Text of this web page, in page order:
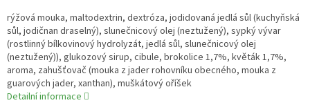
rýžová mouka, maltodextrin, dextróza, jodidovaná jedlá sůl (kuchyňská
sůl, jodičnan draselný), slunečnicový olej (neztužený), sypký vývar
(rostlinný bílkovinový hydrolyzát, jedlá sůl, slunečnicový olej
(neztužený)), glukozový sirup, cibule, brokolice 1,7%, květák 1,7%,
aroma, zahušťovač (mouka z jader rohovníku obecného, mouka z
guarových jader, xanthan), muškátový oříšek
Detailní informace